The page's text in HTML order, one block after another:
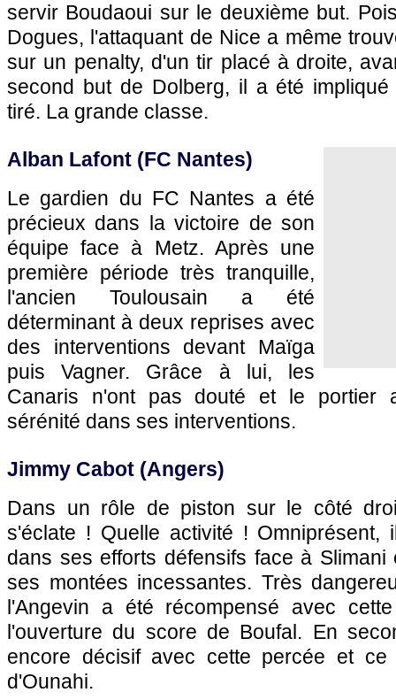
servir Boudaoui sur le deuxième but.
Dogues, l'attaquant de Nice a même
sur un penalty, d'un tir placé à droite,
second but de Dolberg, il a été
tiré. La grande classe.
Alban Lafont (FC Nantes)
Le gardien du FC Nantes a été
précieux dans la victoire de son
équipe face à Metz. Après une
première période très tranquille,
l'ancien Toulousain a été
déterminant à deux reprises avec
des interventions devant Maïga
puis Vagner. Grâce à lui, les
Canaris n'ont pas douté et le portier
sérénité dans ses interventions.
Jimmy Cabot (Angers)
Dans un rôle de piston sur le côté
s'éclate ! Quelle activité ! Omniprésent,
dans ses efforts défensifs face à
ses montées incessantes. Très
l'Angevin a été récompensé avec
l'ouverture du score de Boufal. En
encore décisif avec cette percée et
d'Ounahi.